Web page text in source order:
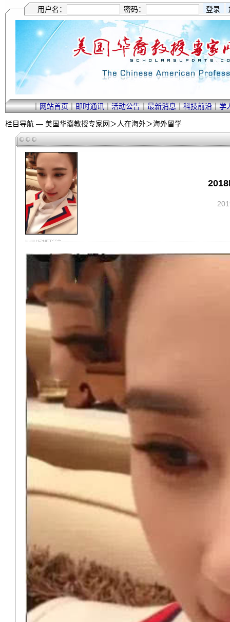
用户名： 密码：
｜网站首页｜即时通讯｜活动公告｜最新消息｜科技前沿｜学
栏目导航 — 美国华裔教授专家网＞人在海外＞海外留学